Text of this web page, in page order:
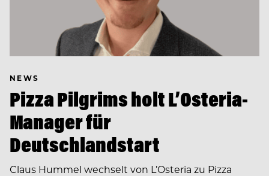
NEWS
Pizza Pilgrims holt L’Osteria-
Manager für
Deutschlandstart
Claus Hummel wechselt von L’Osteria zu Pizza